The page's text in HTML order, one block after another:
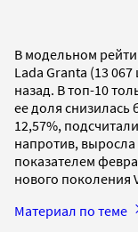
В модельном
Lada Granta (13
назад. В топ-10
ее доля снизилась
12,57%,
напротив, выросла
показателем
нового поколения
Материал по теме